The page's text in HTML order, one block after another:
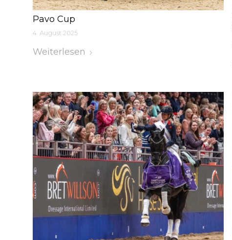
Pavo Cup
4. August 2025
Weiterlesen